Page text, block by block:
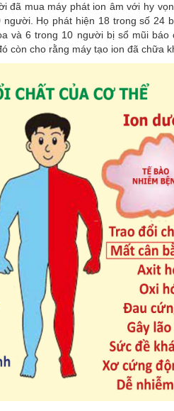
mua máy phát ion âm với hy
Họ phát hiện 18 trong số 24
và 6 trong 10 người bị sổ mũi
còn cho rằng máy tạo ion đã chữa